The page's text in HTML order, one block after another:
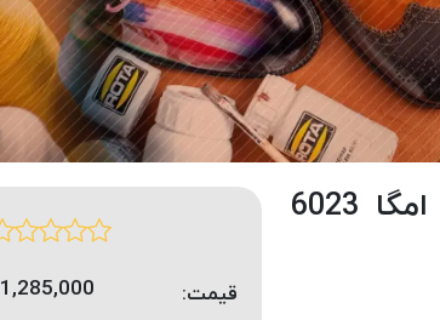
نخ بافت موم خورده امگا 6023
قیمت: 1,285,000